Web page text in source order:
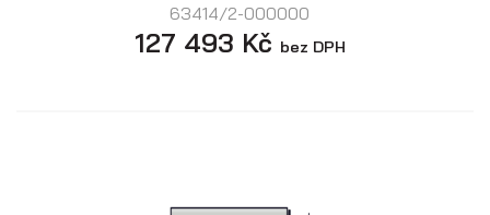
63414/2-000000
127 493 Kč bez DPH